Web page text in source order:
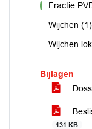
Fractie
Wijchen
Wijchen
Bijlagen
131 KB